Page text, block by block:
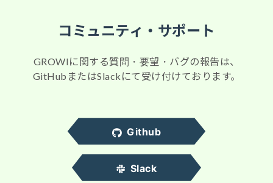
コミュニティ・サポート
GROWIに関する質問・要望・バグの報告は、
GitHubまたはSlackにて受け付けております。
Github
Slack